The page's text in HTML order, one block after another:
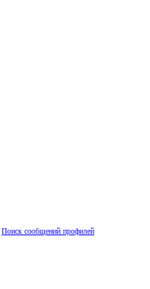
Поиск сообщений профилей